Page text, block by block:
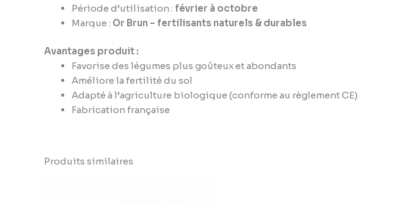
Période d’utilisation : février à octobre
Marque : Or Brun – fertilisants naturels & durables
Avantages produit :
Favorise des légumes plus goûteux et abondants
Améliore la fertilité du sol
Adapté à l’agriculture biologique (conforme au règlement CE)
Fabrication française
Produits similaires